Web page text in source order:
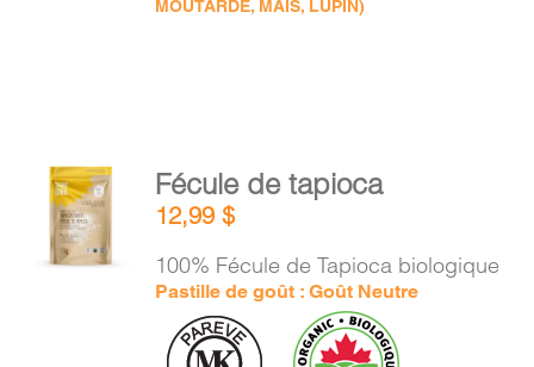
MOUTARDE, MAÏS, LUPIN)
AJOUTER
AU
PANIER
/
DÉTAILS
Fécule de tapioca
12,99$
100% Fécule de Tapioca biologique
Pastille de goût : Goût Neutre